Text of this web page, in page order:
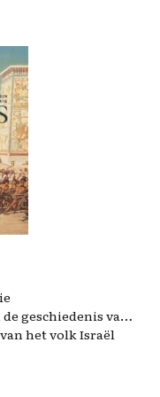
geschiedenis van
het volk Israël
Land is
kern van